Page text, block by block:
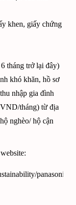
khen, giấy chứng
tháng trở lại đây)
khó khăn, hồ sơ
nhập gia đình
tháng) từ địa
nghèo/ hộ cận
panasonic-